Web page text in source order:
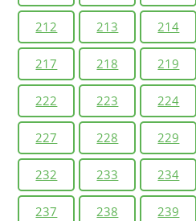
212 213 214
217 218 219
222 223 224
227 228 229
232 233 234
237 238 239